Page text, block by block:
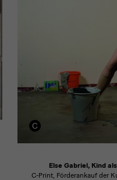
Else Gabriel, Kind
C-Print, Förderankauf der